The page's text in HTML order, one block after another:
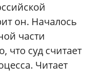
он. Началось
части
что суд считает
Читает